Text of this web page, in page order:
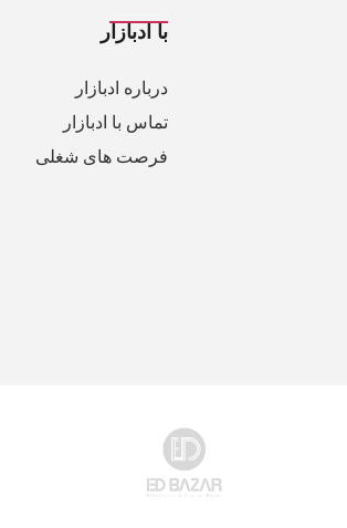
با ادبازار
درباره ادبازار
تماس با ادبازار
فرصت های شغلی